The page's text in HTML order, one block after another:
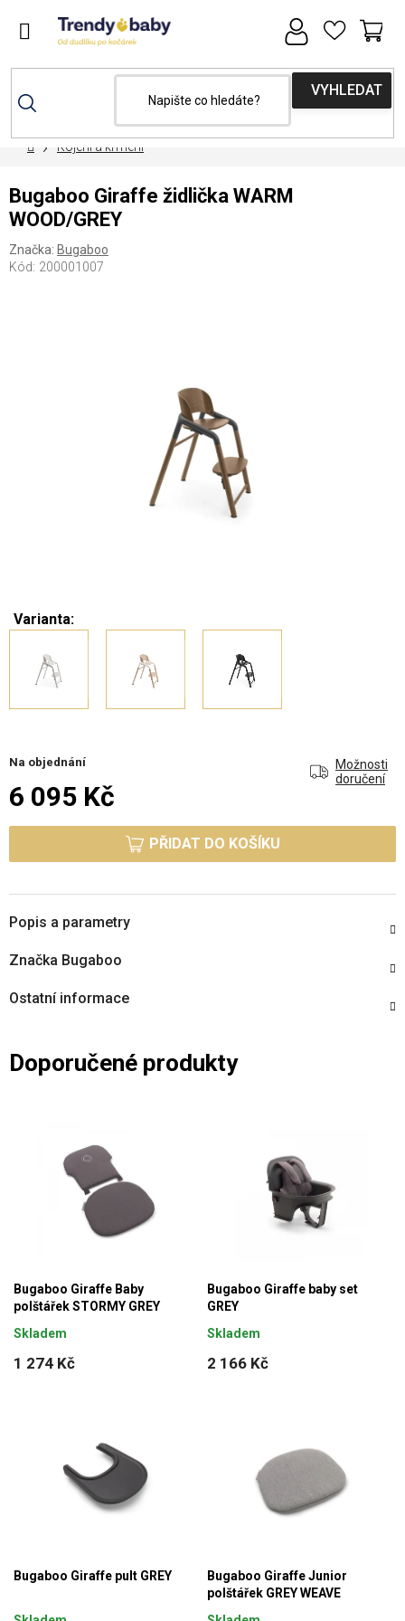
DomůKojení a krmení
Varianta:
Na objednání
Možnosti
doručení
6 095 Kč
PŘIDAT DO KOŠÍKU
Bugaboo Giraffe židlička WARM
WOOD/GREY
Značka: Bugaboo
Kód: 200001007
Popis a parametry
Značka Bugaboo
Ostatní informace
Doporučené produkty
Bugaboo Giraffe Baby
polštářek STORMY GREY
1 274 Kč
Skladem
Bugaboo Giraffe baby set
GREY
2 166 Kč
Skladem
Bugaboo Giraffe pult GREY
Bugaboo Giraffe Junior
polštářek GREY WEAVE